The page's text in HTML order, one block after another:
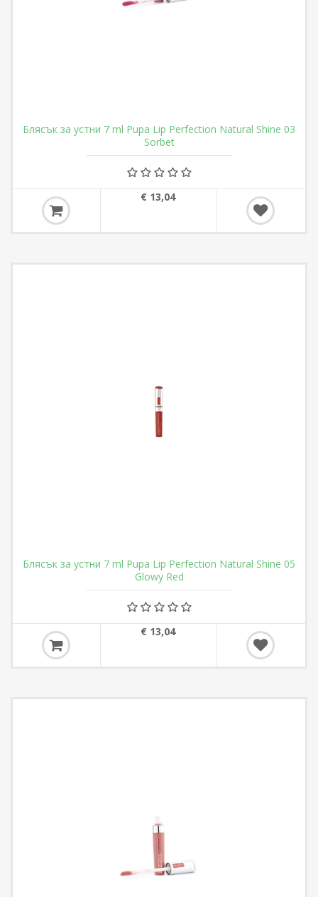
Блясък за устни 7 ml Pupa Lip Perfection Natural Shine 03
Sorbet
€ 13,04
Блясък за устни 7 ml Pupa Lip Perfection Natural Shine 05
Glowy Red
€ 13,04